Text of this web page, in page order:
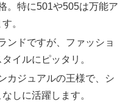
。特に501や505は万能ア
。
ンドですが、ファッショ
イルにピッタリ。
カジュアルの王様で、シ
しに活躍します。